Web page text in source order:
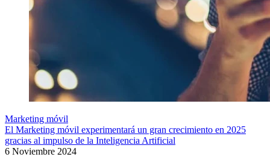
Marketing móvil
El Marketing móvil experimentará un gran crecimiento en 2025
gracias al impulso de la Inteligencia Artificial
6 Noviembre 2024